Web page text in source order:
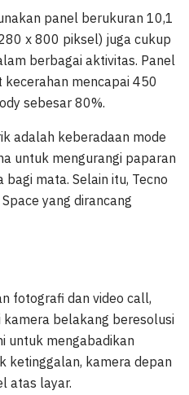
panel berukuran 10,1
x 800 piksel) juga cukup
berbagai aktivitas. Panel
mencapai 450
sebesar 80%.
adalah keberadaan mode
untuk mengurangi paparan
mata. Selain itu, Tecno
yang dirancang
fotografi dan video call,
kamera belakang beresolusi
untuk mengabadikan
ketinggalan, kamera depan
atas layar.